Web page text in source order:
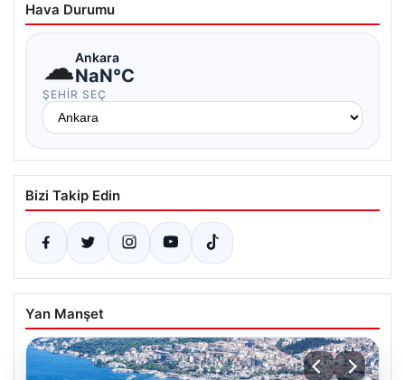
Hava Durumu
☁Ankara
NaN°C
ŞEHIR SEÇ
Bizi Takip Edin
Yan Manşet